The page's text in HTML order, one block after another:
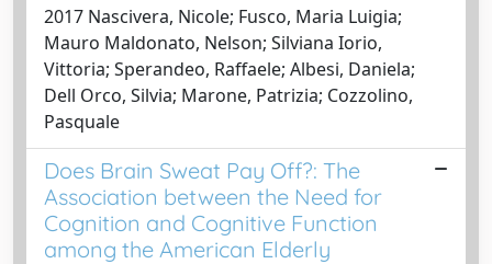
2017 Nascivera, Nicole; Fusco, Maria Luigia;
Mauro Maldonato, Nelson; Silviana Iorio,
Vittoria; Sperandeo, Raffaele; Albesi, Daniela;
Dell Orco, Silvia; Marone, Patrizia; Cozzolino,
Pasquale
Does Brain Sweat Pay Off?: The
Association between the Need for
Cognition and Cognitive Function
among the American Elderly